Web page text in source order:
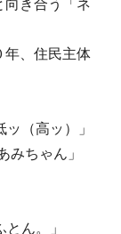
き合う「ネ
、住民主体
（高ッ）」
ちゃん」
ん。」